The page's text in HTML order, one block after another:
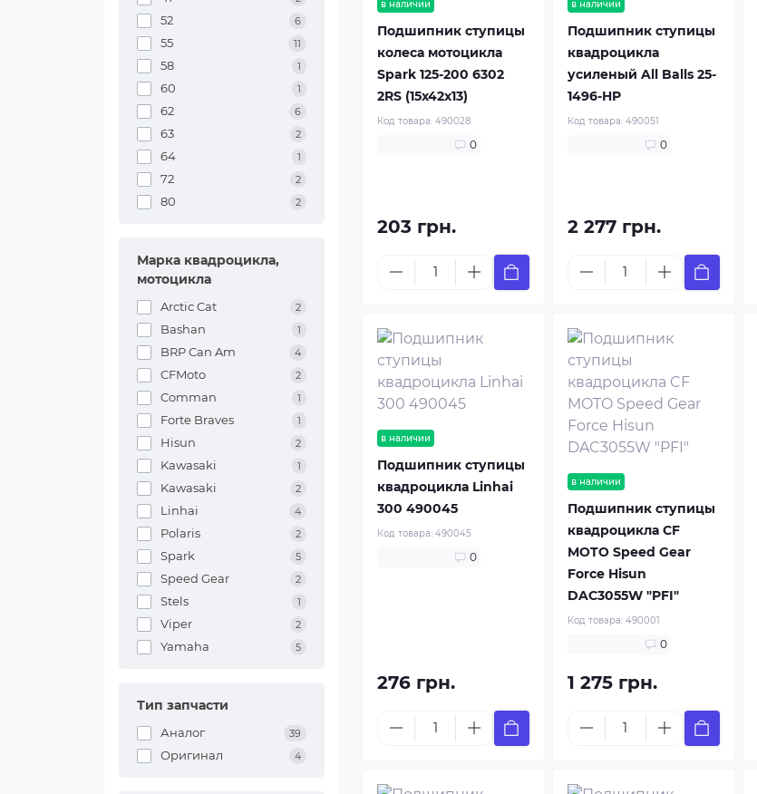
52 6
55 11
58 1
60 1
62 6
63 2
64 1
72 2
80 2
Марка квадроцикла,
мотоцикла
Arctic Cat 2
Bashan 1
BRP Can Am 4
CFMoto 2
Comman 1
Forte Braves 1
Hisun 2
Kawasaki 1
Kawasaki 2
Linhai 4
Polaris 2
Spark 5
Speed Gear 2
Stels 1
Viper 2
Yamaha 5
Тип запчасти
Аналог 39
Оригинал 4
в наличии
Подшипник ступицы
колеса мотоцикла
Spark 125-200 6302
2RS (15x42x13)
Код товара: 490028
0
203 грн.
в наличии
Подшипник ступицы
квадроцикла
усиленый All Balls 25-
1496-HP
Код товара: 490051
0
2 277 грн.
в наличии
Подшипник ступицы
квадроцикла Linhai
300 490045
Код товара: 490045
0
276 грн.
в наличии
Подшипник ступицы
квадроцикла CF
MOTO Speed Gear
Force Hisun
DAC3055W "PFI"
Код товара: 490001
0
1 275 грн.